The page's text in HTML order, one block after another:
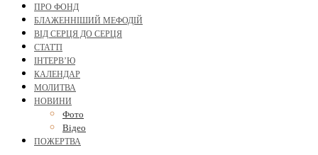
ПРО ФОНД
БЛАЖЕННІШИЙ МЕФОДІЙ
ВІД СЕРЦЯ ДО СЕРЦЯ
СТАТТІ
ІНТЕРВ’Ю
КАЛЕНДАР
МОЛИТВА
НОВИНИ
Фото
Відео
ПОЖЕРТВА